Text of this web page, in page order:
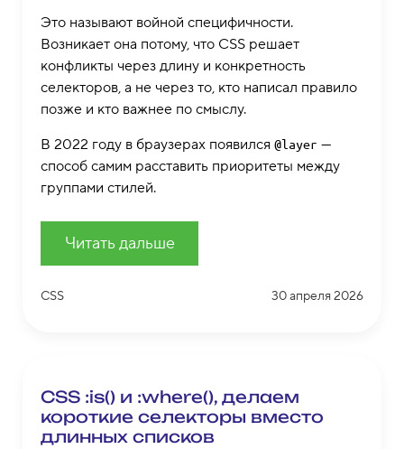
Это называют войной специфичности.
Возникает она потому, что CSS решает
конфликты через длину и конкретность
селекторов, а не через то, кто написал правило
позже и кто важнее по смыслу.
В 2022 году в браузерах появился @layer —
способ самим расставить приоритеты между
группами стилей.
Читать дальше
CSS 30 апреля 2026
CSS :is() и :where(), делаем
короткие селекторы вместо
длинных списков